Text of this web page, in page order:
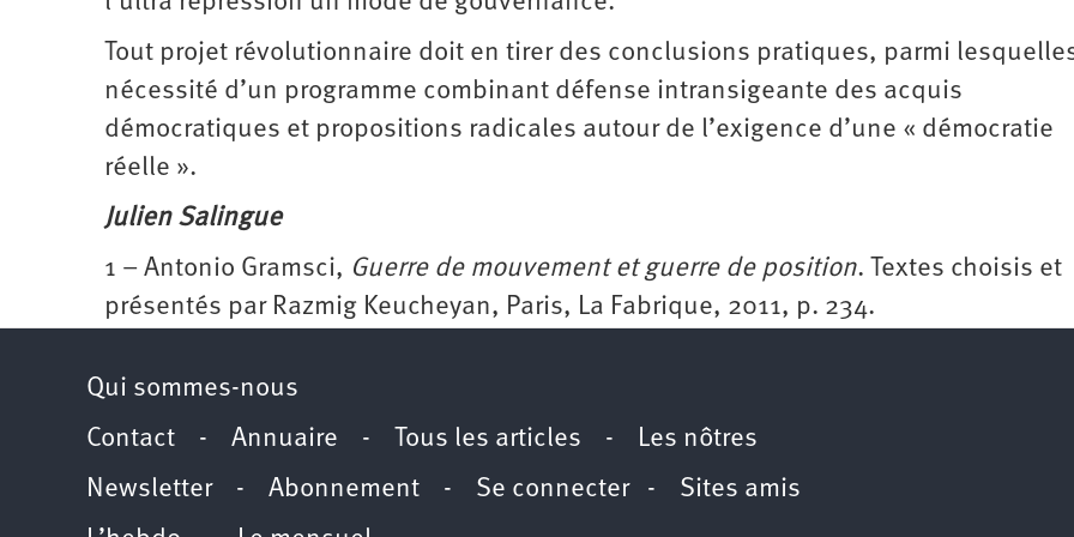
Tout projet révolutionnaire doit en tirer des conclusions pratiques, parmi
nécessité d’un programme combinant défense intransigeante des acquis
démocratiques et propositions radicales autour de l’exigence d’une « démocratie
réelle ».
Julien Salingue
1 – Antonio Gramsci, Guerre de mouvement et guerre de position. Textes choisis et
présentés par Razmig Keucheyan, Paris, La Fabrique, 2011, p. 234.
Qui sommes-nous
Contact - Annuaire - Tous les articles - Les nôtres
Newsletter- Abonnement - Se connecter- Sites amis